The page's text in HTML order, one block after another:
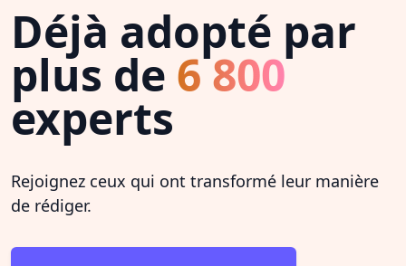
Déjà adopté par
plus de 6 800
experts
Rejoignez ceux qui ont transformé leur manière
de rédiger.